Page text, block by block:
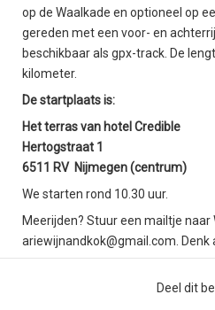
op de Waalkade en optioneel op
gereden met een voor- en
beschikbaar als gpx-track. De
kilometer.
De startplaats is:
Het terras van hotel Credible
Hertogstraat 1
6511 RV Nijmegen (centrum)
We starten rond 10.30 uur.
Meerijden? Stuur een mailtje naar
ariewijnandkok@gmail.com. Denk
Deel dit